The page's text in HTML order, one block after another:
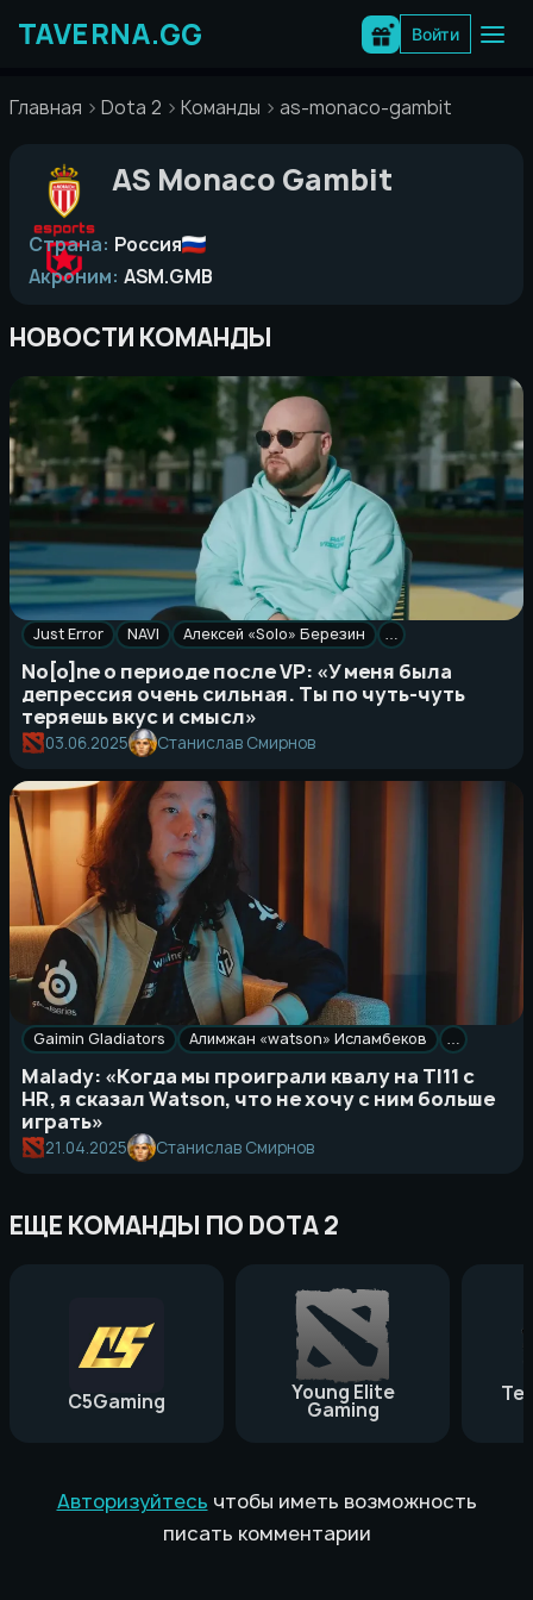
содержимому
Войти
Главная Dota 2 Команды as-monaco-gambit
AS Monaco Gambit
Страна: Россия
Акроним: ASM.GMB
НОВОСТИ КОМАНДЫ
Just Error NAVI Алексей «Solo» Березин …
No[o]ne о периоде после VP: «У меня была
депрессия очень сильная. Ты по чуть-чуть
теряешь вкус и смысл»
03.06.2025 Станислав Смирнов
Gaimin Gladiators Алимжан «watson» Исламбеков …
Malady: «Когда мы проиграли квалу на TI11 с
HR, я сказал Watson, что не хочу с ним больше
играть»
21.04.2025 Станислав Смирнов
ЕЩЕ КОМАНДЫ ПО DOTA 2
C5Gaming Young Elite
Gaming
Авторизуйтесь чтобы иметь возможность
писать комментарии